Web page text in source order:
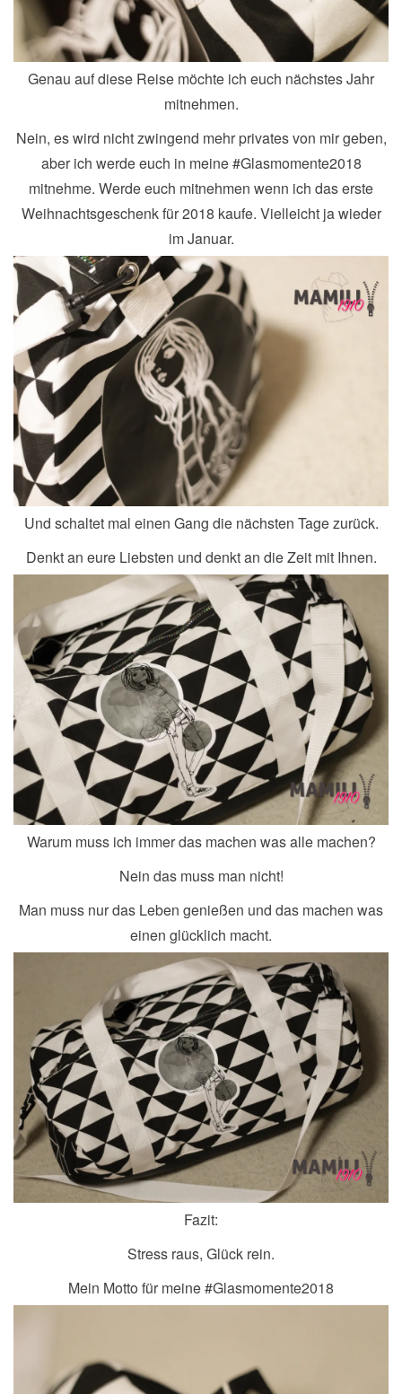
Genau auf diese Reise möchte ich euch nächstes Jahr
mitnehmen.
Nein, es wird nicht zwingend mehr privates von mir geben,
aber ich werde euch in meine #Glasmomente2018
mitnehme. Werde euch mitnehmen wenn ich das erste
Weihnachtsgeschenk für 2018 kaufe. Vielleicht ja wieder
im Januar.
Und schaltet mal einen Gang die nächsten Tage zurück.
Denkt an eure Liebsten und denkt an die Zeit mit Ihnen.
Warum muss ich immer das machen was alle machen?
Nein das muss man nicht!
Man muss nur das Leben genießen und das machen was
einen glücklich macht.
Fazit:
Stress raus, Glück rein.
Mein Motto für meine #Glasmomente2018